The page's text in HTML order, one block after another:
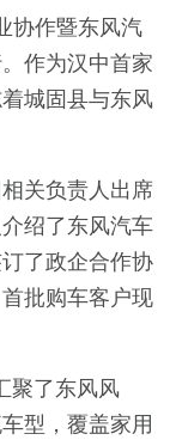
协作暨东风汽
作为汉中首家
城固县与东风
关负责人出席
绍了东风汽车
了政企合作协
批购车客户现
聚了东风风
型，覆盖家用